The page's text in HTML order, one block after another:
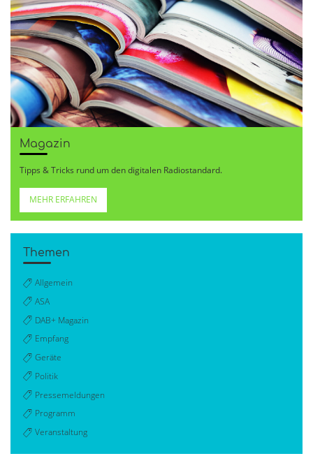
Magazin
Tipps & Tricks rund um den digitalen Radiostandard.
MEHR ERFAHREN
Themen
Allgemein
ASA
DAB+ Magazin
Empfang
Geräte
Politik
Pressemeldungen
Programm
Veranstaltung